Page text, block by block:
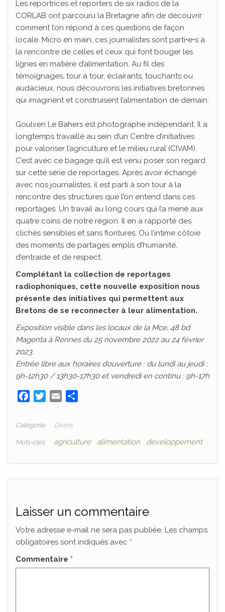
Les reportrices et reporters de six radios de la
CORLAB ont parcouru la Bretagne afin de découvrir
comment l’on répond à ces questions de façon
locale. Micro en main, ces journalistes sont parti•e•s à
la rencontre de celles et ceux qui font bouger les
lignes en matière d’alimentation. Au fil des
témoignages, tour à tour, éclairants, touchants ou
audacieux, nous découvrons les initiatives bretonnes
qui imaginent et construisent l’alimentation de demain.
Goulven Le Bahers est photographe indépendant. Il a
longtemps travaillé au sein d’un Centre d’initiatives
pour valoriser l’agriculture et le milieu rural (CIVAM).
C’est avec ce bagage qu’il est venu poser son regard
sur cette série de reportages. Après avoir échangé
avec nos journalistes, il est parti à son tour à la
rencontre des structures que l’on entend dans ces
reportages. Un travail au long cours qui l’a mené aux
quatre coins de notre région. Il en a rapporté des
clichés sensibles et sans fioritures. Où l’intime côtoie
des moments de partages emplis d’humanité,
d’entraide et de respect.
Complétant la collection de reportages
radiophoniques, cette nouvelle exposition nous
présente des initiatives qui permettent aux
Bretons de se reconnecter à leur alimentation.
Exposition visible dans les locaux de la Mce, 48 bd
Magenta à Rennes du 25 novembre 2022 au 24 février
2023.
Entrée libre aux horaires d’ouverture : du lundi au jeudi :
9h-12h30 / 13h30-17h30 et vendredi en continu : 9h-17h
b
k
l
a
r
Catégorie Divers
Mots-clés agriculture alimentation developpement
Laisser un commentaire
Votre adresse e-mail ne sera pas publiée. Les champs
obligatoires sont indiqués avec *
Commentaire *